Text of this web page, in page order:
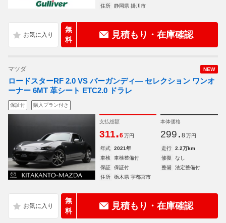
住所
静岡県 掛川市
無
料
見積もり・在庫確認
NEW
マツダ
ロードスターRF 2.0 VS バーガンディ― セレクション ワンオ
ーナー 6MT 革シート ETC2.0 ドラレ
保証付 購入プラン付き
支払総額
311.6 万円
本体価格
299. 8 万円
年式 2021年 走行
2.2万km
車検
車検整備付 修復
なし
保証
保証付 整備
法定整備付
住所
栃木県 宇都宮市
無
料
見積もり・在庫確認